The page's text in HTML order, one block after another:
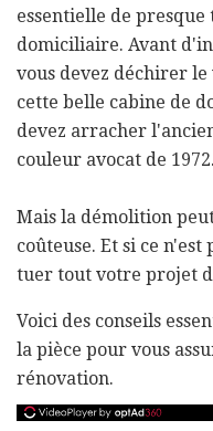
essentielle de
domiciliaire. Avant
vous devez déchirer
cette belle cabine de
devez arracher
couleur avocat de 1972.
Mais la démolition
coûteuse. Et si ce
tuer tout votre projet
Voici des conseils
la pièce pour vous
rénovation.